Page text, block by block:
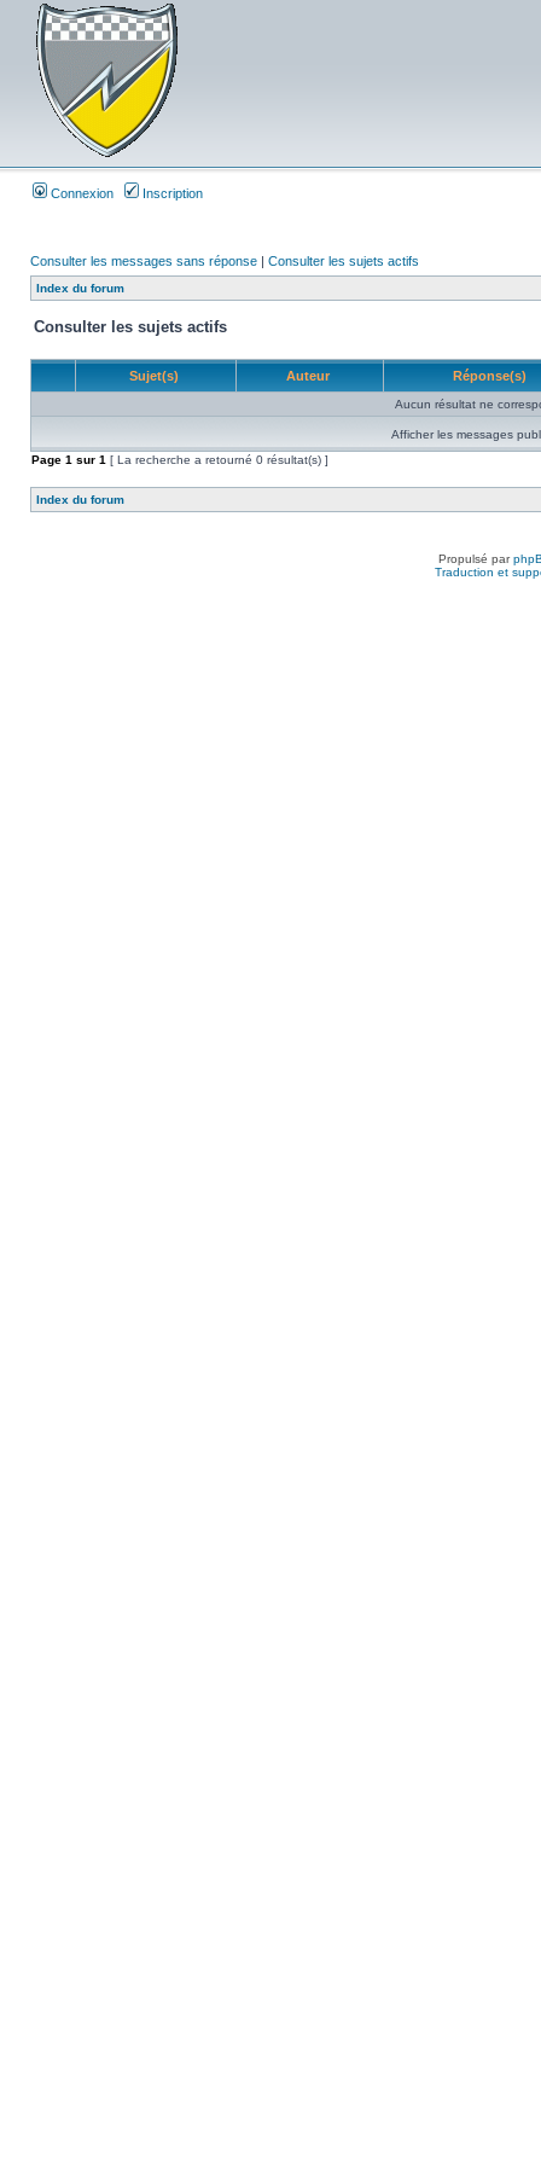
Connexion Inscription
Consulter les messages sans réponse | Consulter les sujets actifs
Index du forum
Consulter les sujets actifs
Sujet(s) Auteur Réponse(s)
Aucun résultat ne
Afficher les messages
Page 1 sur 1 [ La recherche a retourné 0 résultat(s) ]
Index du forum
Propulsé par
Traduction et